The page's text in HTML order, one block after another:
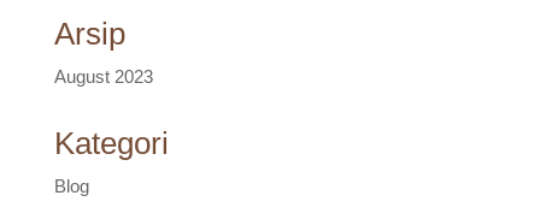
Arsip
August 2023
Kategori
Blog